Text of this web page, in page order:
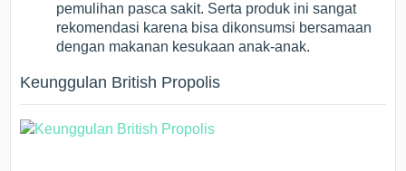
pemulihan pasca sakit. Serta produk ini sangat
rekomendasi karena bisa dikonsumsi bersamaan
dengan makanan kesukaan anak-anak.
Keunggulan British Propolis